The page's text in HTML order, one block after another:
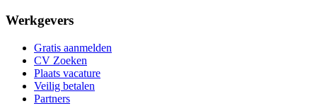
Werkgevers
Gratis aanmelden
CV Zoeken
Plaats vacature
Veilig betalen
Partners